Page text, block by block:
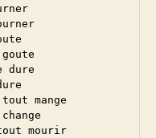
dure
mange
mourir